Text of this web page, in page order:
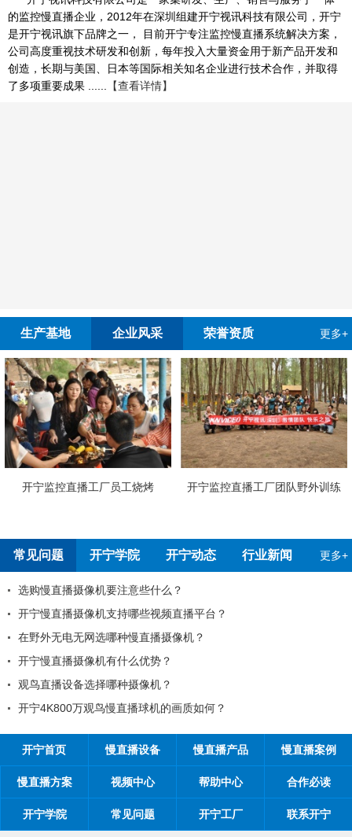
的监控慢直播企业，2012年在深圳组建开宁视讯科技有限公司，开宁
是开宁视讯旗下品牌之一， 目前开宁专注监控慢直播系统解决方案，
公司高度重视技术研发和创新，每年投入大量资金用于新产品开发和
创造，长期与美国、日本等国际相关知名企业进行技术合作，并取得
了多项重要成果 ......
【查看详情】
生产基地 企业风采 荣誉资质 更多+
队野外训练
常见问题 开宁学院 开宁动态 行业新闻 更多+
99%的工程商搞不清楚自己的目标客户？
工程商如何制定营销方案？
工程商如何1年收入100万？
如何做好微信营销？
开探究时间管理核心关键：时间管理的21项原则
开宁首页 慢直播设备 慢直播产品 慢直播案例
慢直播方案 视频中心 帮助中心 合作必读
开宁学院 常见问题 开宁工厂 联系开宁